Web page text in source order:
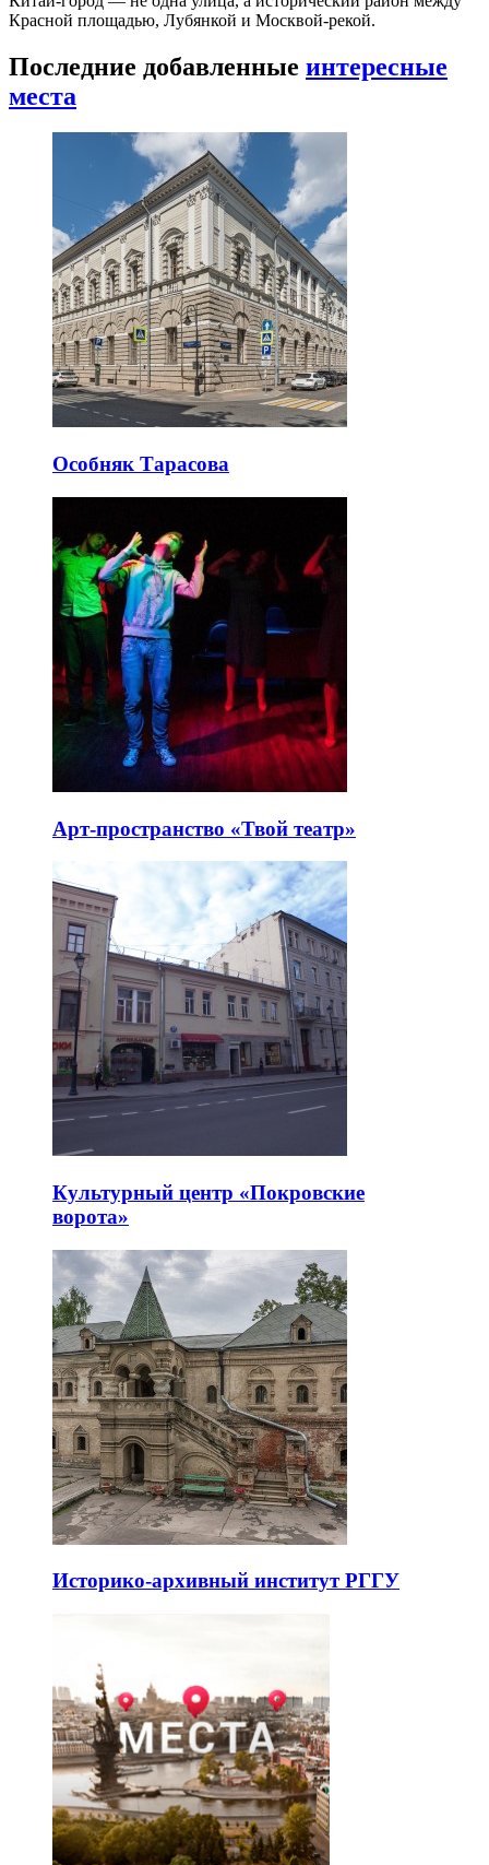
Красной площадью, Лубянкой и Москвой-рекой.
Последние добавленные интересные
места
Особняк Тарасова
Арт-пространство «Твой театр»
Культурный центр «Покровские
ворота»
Историко-архивный институт РГГУ